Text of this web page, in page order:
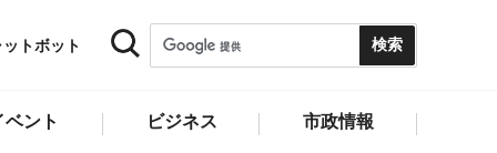
トボット
ント ビジネス 市政情報